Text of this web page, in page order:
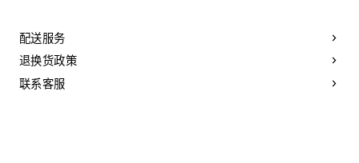
为长期保持皮带美观，请您遵循以下建议：
- 避免接触水、油、香水和化妆品。如果您的皮带不慎接触到
水，应立即以柔软的浅色吸水布轻拭干净。
配送服务
退换货政策
联系客服